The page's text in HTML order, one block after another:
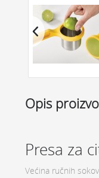
Opis
Presa za
Većina ručnih